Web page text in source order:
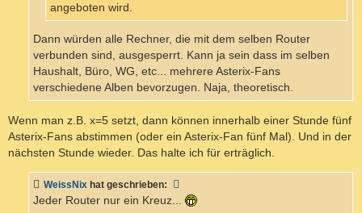
angeboten wird.
Dann würden alle Rechner, die mit dem selben Router
verbunden sind, ausgesperrt. Kann ja sein dass im selben
Haushalt, Büro, WG, etc... mehrere Asterix-Fans
verschiedene Alben bevorzugen. Naja, theoretisch.
Wenn man z.B. x=5 setzt, dann können innerhalb einer Stunde fünf
Asterix-Fans abstimmen (oder ein Asterix-Fan fünf Mal). Und in der
nächsten Stunde wieder. Das halte ich für erträglich.
WeissNix hat geschrieben:
Jeder Router nur ein Kreuz...